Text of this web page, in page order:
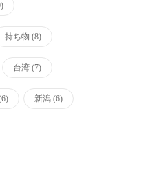
持ち物 (8)
台湾 (7)
新潟 (6)